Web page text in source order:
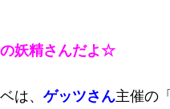
の妖精さんだよ☆
は、 ゲッツさん主催の